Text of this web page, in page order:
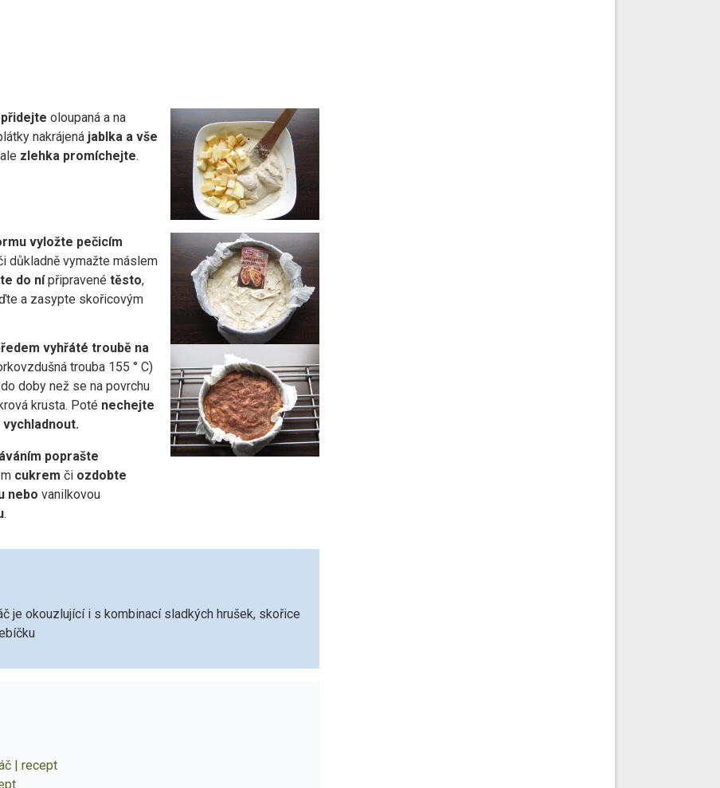
oloupaná a na
nakrájená jablka a vše
zlehka promíchejte.
vyložte pečicím
důkladně vymažte máslem
do nípřipravené těsto,
a zasypte skořicovým
vyhřáté troubě na
trouba 155 ° C)
doby než se na povrchu
krusta. Poté nechejte
poprašte
cukrem či ozdobte
nebo vanilkovou
.
je okouzlující i s kombinací sladkých hrušek, skořice
| recept